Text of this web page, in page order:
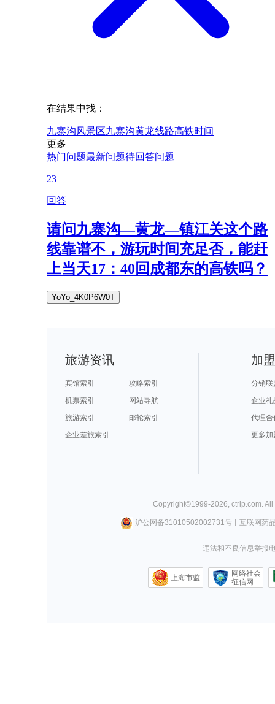
在结果中找：
九寨沟风景区九寨沟黄龙线路高铁时间
更多
热门问题最新问题待回答问题
23
回答
请问九寨沟—黄龙—镇江关这个路
线靠谱不，游玩时间充足否，能赶
上当天17：40回成都东的高铁吗？
YoYo_4K0P6W0T
旅游资讯
宾馆索引
攻略索引
机票索引
网站导航
旅游索引
邮轮索引
企业差旅索引
加
分销联
企业礼
代理合
更多加
Copyright©1999-2026 ctrip.com .
沪公网备31010502002731号丨 互联网药
违法和不良信息举报
上海市监
网络社会
征信网